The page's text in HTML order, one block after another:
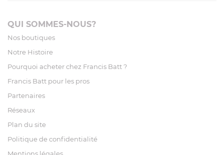
QUI SOMMES-NOUS?
Nos boutiques
Notre Histoire
Pourquoi acheter chez Francis Batt ?
Francis Batt pour les pros
Partenaires
Réseaux
Plan du site
Politique de confidentialité